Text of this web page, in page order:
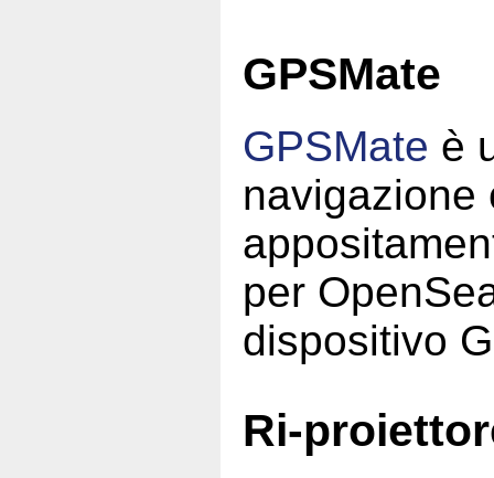
GPSMate
GPSMate è
navigazione
per
dispositivo
Ri-